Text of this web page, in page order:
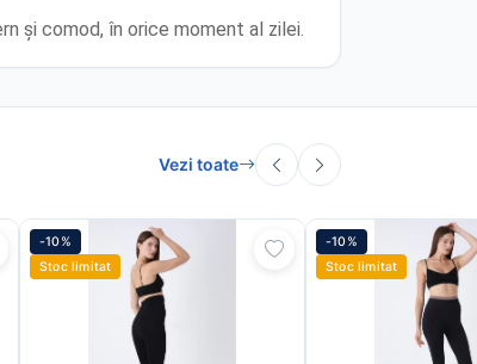
și comod, în orice moment al zilei.
Vezi toate
-10%
Stoc limitat
-10%
Stoc limitat